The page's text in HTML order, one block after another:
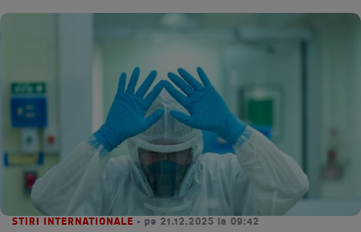
STIRI INTERNATIONALE • pe 21.12.2025 la 09:42